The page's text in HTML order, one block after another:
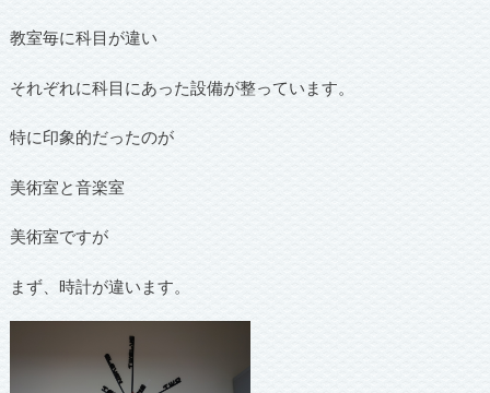
教室毎に科目が違い
それぞれに科目にあった設備が整っています。
特に印象的だったのが
美術室と音楽室
美術室ですが
まず、時計が違います。